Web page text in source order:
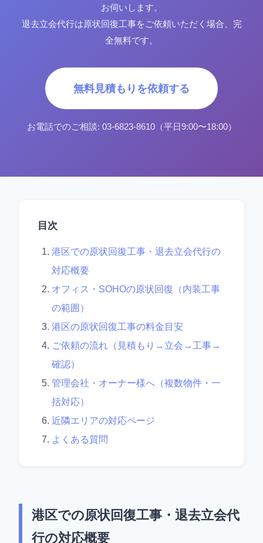
お伺いします。
退去立会代行は原状回復工事をご依頼いただく場合、完
全無料です。
無料見積もりを依頼する
お電話でのご相談: 03-6823-8610（平日9:00〜18:00）
目次
港区での原状回復工事・退去立会代行の
対応概要
オフィス・SOHOの原状回復（内装工事
の範囲）
港区の原状回復工事の料金目安
ご依頼の流れ（見積もり→立会→工事→
確認）
管理会社・オーナー様へ（複数物件・一
括対応）
近隣エリアの対応ページ
よくある質問
港区での原状回復工事・退去立会代
行の対応概要